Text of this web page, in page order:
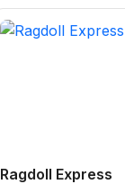
Ragdoll Express